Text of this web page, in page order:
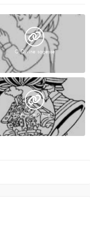
O Divine sagesse
Noël !C’est Noël !